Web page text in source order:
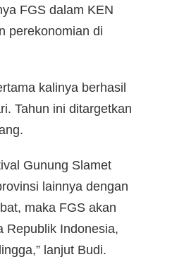
FGS dalam KEN
perekonomian di
kalinya berhasil
Tahun ini ditargetkan
Gunung Slamet
lainnya dengan
maka FGS akan
Republik Indonesia,
lanjut Budi.